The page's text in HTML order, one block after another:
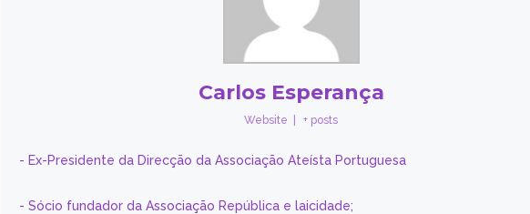
Carlos Esperança
Website + posts
- Ex-Presidente da Direcção da Associação Ateísta Portuguesa
- Sócio fundador da Associação República e laicidade;